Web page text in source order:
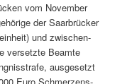
vom Novem­ber
der Saar­brück­er
und zwis­chen­
ver­set­zte Beamte
aus­ge­set­zt